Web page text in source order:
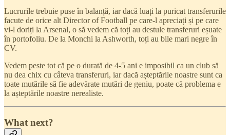
Lucrurile trebuie puse în balanță, iar dacă luați la puricat transferurile
facute de orice alt Director of Football pe care-l apreciați și pe care
vi-l doriți la Arsenal, o să vedem că toți au destule transferuri eșuate
în portofoliu. De la Monchi la Ashworth, toți au bile mari negre în
CV.
Vedem peste tot că pe o durată de 4-5 ani e imposibil ca un club să
nu dea chix cu câteva transferuri, iar dacă așteptările noastre sunt ca
toate mutările să fie adevărate mutări de geniu, poate că problema e
la așteptările noastre nerealiste.
What next?